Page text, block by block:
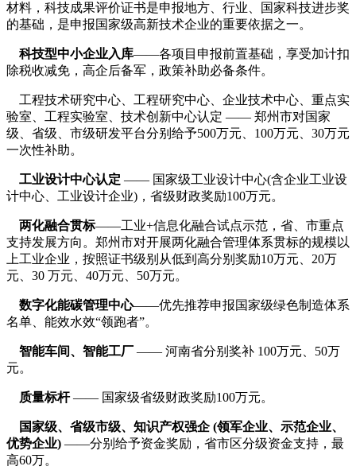
材料，科技成果评价证书是申报地方、行业、国家科技进步奖
的基础，是申报国家级高新技术企业的重要依据之一。
科技型中小企业入库——各项目申报前置基础，享受加计扣
除税收减免，高企后备军，政策补助必备条件。
工程技术研究中心、工程研究中心、企业技术中心、重点实
验室、工程实验室、技术创新中心认定 —— 郑州市对国家
级、省级、市级研发平台分别给予500万元、100万元、30万元
一次性补助。
工业设计中心认定 —— 国家级工业设计中心(含企业工业设
计中心、工业设计企业)，省级财政奖励100万元。
两化融合贯标——工业+信息化融合试点示范，省、市重点
支持发展方向。郑州市对开展两化融合管理体系贯标的规模以
上工业企业，按照证书级别从低到高分别奖励10万元、20万
元、30 万元、40万元、50万元。
数字化能碳管理中心——优先推荐申报国家级绿色制造体系
名单、能效水效“领跑者”。
智能车间、智能工厂 —— 河南省分别奖补 100万元、50万
元。
质量标杆—— 国家级省级财政奖励100万元。
国家级、省级市级、知识产权强企 (领军企业、示范企业、
优势企业) ——分别给予资金奖励，省市区分级资金支持，最
高60万。